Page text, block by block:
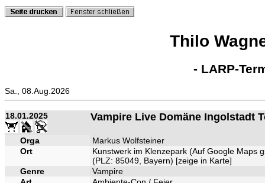
Thilo
- LARP-
Sa., 08.Aug.2026
18.01.2025 Vampire Live Domäne Ingolstadt
Orga
Markus Wolfsteiner
Ort
Kunstwerk im Klenzepark (Auf Google Maps
(PLZ: 85049, Bayern) [zeige in Karte]
Genre
Vampire